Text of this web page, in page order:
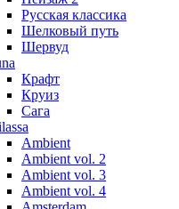
Русская классика
Шелковый путь
Шервуд
Крафт
Круиз
Сага
Ambient
Ambient vol. 2
Ambient vol. 3
Ambient vol. 4